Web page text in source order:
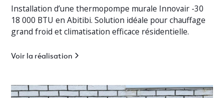
Installation d’une thermopompe murale Innovair -30
18 000 BTU en Abitibi. Solution idéale pour chauffage
grand froid et climatisation efficace résidentielle.
Voir la réalisation